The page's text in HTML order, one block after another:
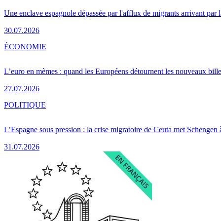
Une enclave espagnole dépassée par l'afflux de migrants arrivant par
30.07.2026
L’euro en mèmes : quand les Européens détournent les nouveaux
27.07.2026
ÉCONOMIE
L’Espagne sous pression : la crise migratoire de Ceuta met Schengen
31.07.2026
POLITIQUE